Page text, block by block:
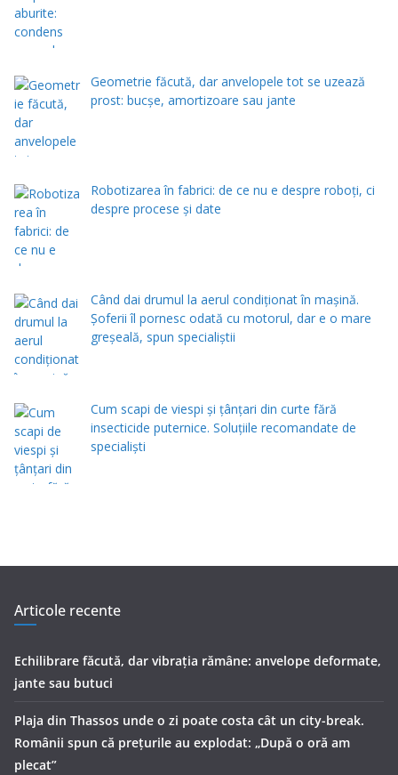
Geometrie făcută, dar anvelopele tot se uzează
prost: bucșe, amortizoare sau jante
Robotizarea în fabrici: de ce nu e despre roboți, ci
despre procese și date
Când dai drumul la aerul condiţionat în maşină.
Şoferii îl pornesc odată cu motorul, dar e o mare
greşeală, spun specialiştii
Cum scapi de viespi și țânțari din curte fără
insecticide puternice. Soluțiile recomandate de
specialiști
Articole recente
Echilibrare făcută, dar vibrația rămâne: anvelope deformate,
jante sau butuci
Plaja din Thassos unde o zi poate costa cât un city-break.
Românii spun că prețurile au explodat: „După o oră am
plecat”